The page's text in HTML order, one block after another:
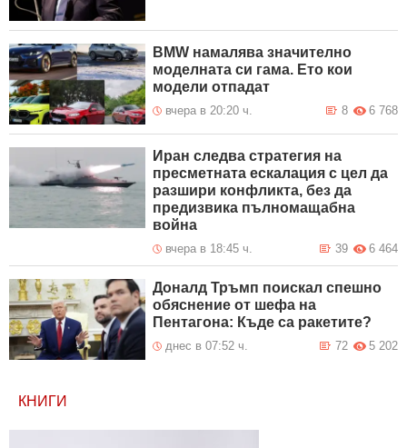
BMW намалява значително
моделната си гама. Ето кои
модели отпадат
вчера в 20:20 ч. 6 768
8
Иран следва стратегия на
пресметната ескалация с цел да
разшири конфликта, без да
предизвика пълномащабна
война
вчера в 18:45 ч. 6 464
39
Доналд Тръмп поискал спешно
обяснение от шефа на
Пентагона: Къде са ракетите?
днес в 07:52 ч. 5 202
72
КНИГИ